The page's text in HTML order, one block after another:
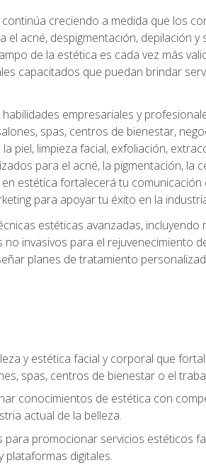
creciendo a medida que los
acné, despigmentación, depilación
de la estética es cada vez más
capacitados que puedan brindar
empresariales y
spas, centros de bienestar,
piel, limpieza facial, exfoliación,
para el acné, la pigmentación, la
estética fortalecerá tu
para apoyar tu éxito en la
estéticas avanzadas,
invasivos para el rejuvenecimiento
planes de tratamiento
y estética facial y corporal que
spas, centros de bienestar o el
conocimientos de estética con
actual de la belleza.
para promocionar servicios estéticos
plataformas digitales.